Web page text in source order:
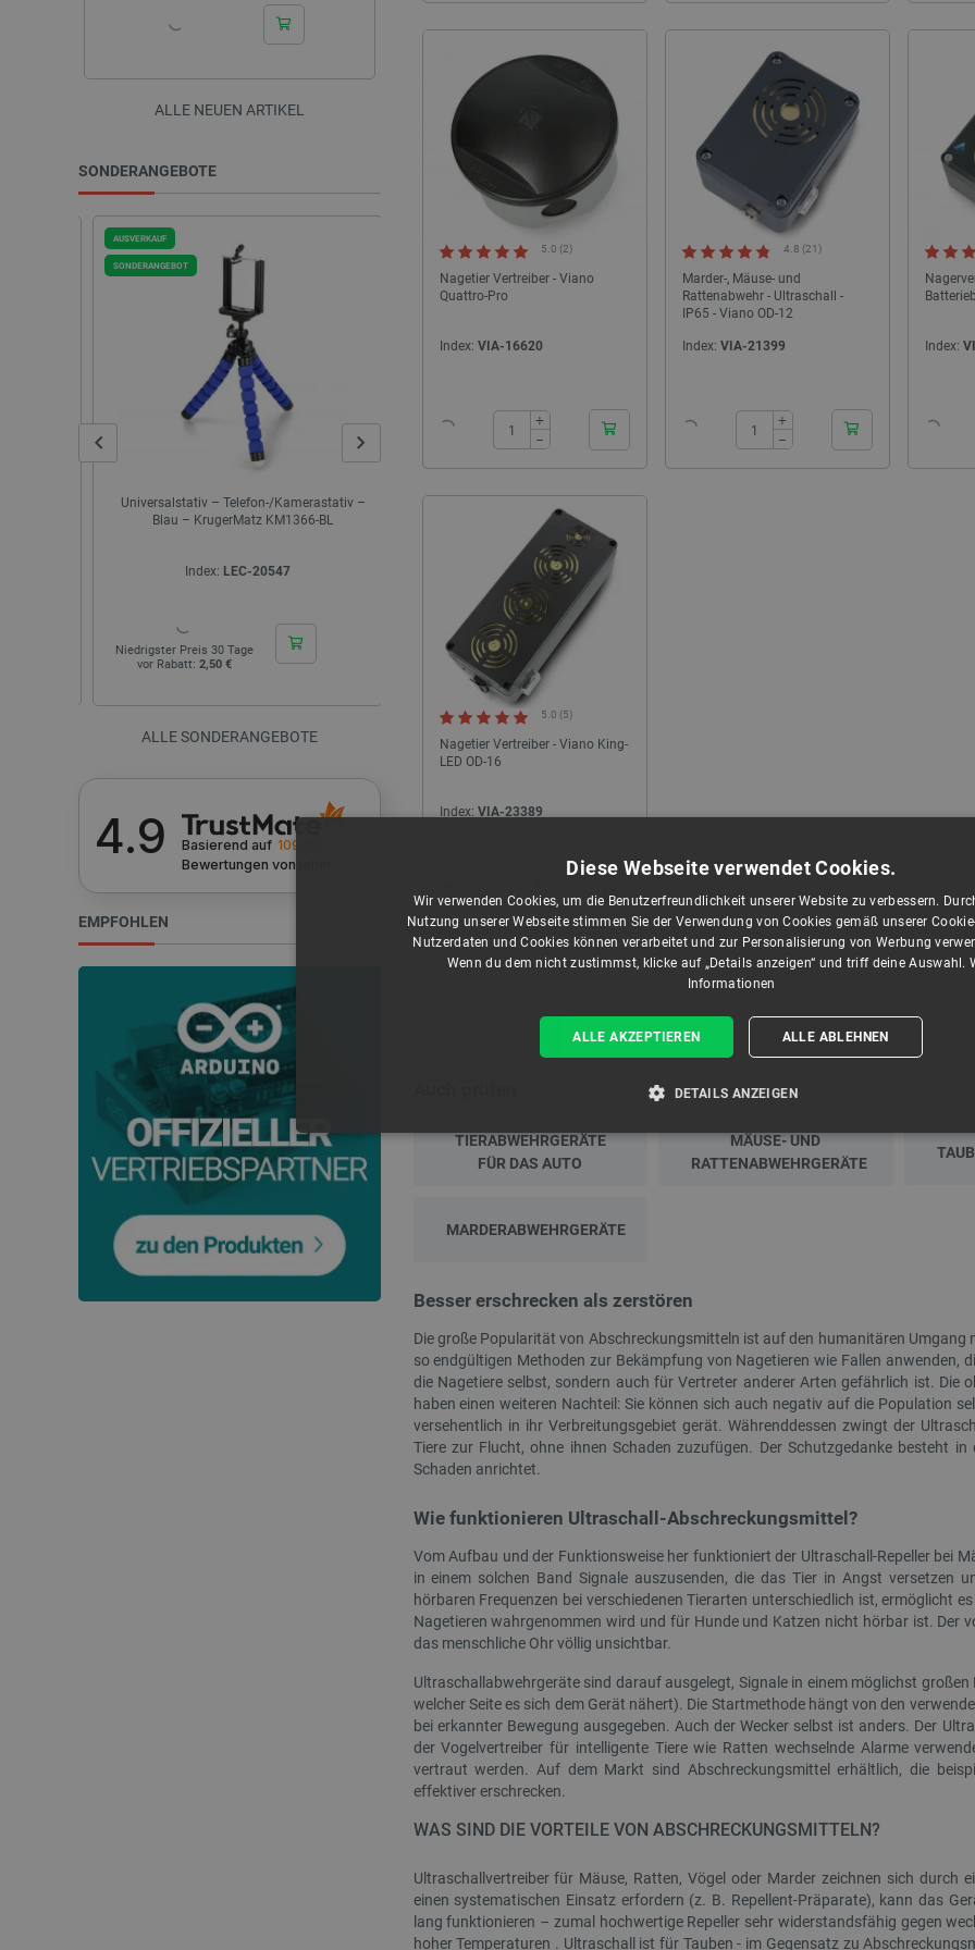
ALLE NEUEN ARTIKEL
SONDERANGEBOTE
Universalstativ – Telefon-/Kamerastativ –
Blau – KrugerMatz KM1366-BL
Index:LEC-20547
Niedrigster Preis 30 Tage
vor Rabatt:2,50 €
AUSVERKAUF
SONDERANGEBOT
USB kabelgebundene Tastatur Raspberry Pi
offiziell - schwarz und graphit - DE
Index: RPI-23091
Niedrigster Preis 30 Tage
vor Rabatt:13,43 €
SONDERANGEBOT
ALLE SONDERANGEBOTE
4.9 Basierend auf 109 107
Bewertungenvon jeher
EMPFOHLEN
Nagetier Vertreiber - Viano
Quattro-Pro
5.0 (2)
Index: VIA-16620
+
−
Marder-, Mäuse- und
Rattenabwehr - Ultraschall -
IP65 - Viano OD-12
4.8 (21)
Index: VIA-21399
+
−
Index:
Nagetier Vertreiber - Viano King-
LED OD-16
5.0 (5)
Index: VIA-23389
−
TIERABWEHRGERÄTE
FÜR DAS AUTO
MÄUSE- UND
RATTENABWEHRGERÄTE
MARDERABWEHRGERÄTE
Besser erschrecken als zerstören
Die große Popularität von Abschreckungsmitteln ist auf den humanitären
so endgültigen Methoden zur Bekämpfung von Nagetieren wie Fallen anwenden,
die Nagetiere selbst, sondern auch für Vertreter anderer Arten gefährlich ist. Die
haben einen weiteren Nachteil: Sie können sich auch negativ auf die Population
versehentlich in ihr Verbreitungsgebiet gerät. Währenddessen zwingt der
Tiere zur Flucht, ohne ihnen Schaden zuzufügen. Der Schutzgedanke besteht
Schaden anrichtet.
Wie funktionieren Ultraschall-Abschreckungsmittel?
Vom Aufbau und der Funktionsweise her funktioniert der Ultraschall-Repeller bei
in einem solchen Band Signale auszusenden, die das Tier in Angst versetzen
hörbaren Frequenzen bei verschiedenen Tierarten unterschiedlich ist, ermöglicht
Nagetieren wahrgenommen wird und für Hunde und Katzen nicht hörbar ist. Der
das menschliche Ohr völlig unsichtbar.
Ultraschallabwehrgeräte sind darauf ausgelegt, Signale in einem möglichst
welcher Seite es sich dem Gerät nähert). Die Startmethode hängt von den
bei erkannter Bewegung ausgegeben. Auch der Wecker selbst ist anders. Der
der Vogelvertreiber für intelligente Tiere wie Ratten wechselnde Alarme
vertraut werden. Auf dem Markt sind Abschreckungsmittel erhältlich, die
effektiver erschrecken.
WAS SIND DIE VORTEILE VON ABSCHRECKUNGSMITTELN?
Ultraschallvertreiber für Mäuse, Ratten, Vögel oder Marder zeichnen sich durch
einen systematischen Einsatz erfordern (z. B. Repellent-Präparate), kann das
lang funktionieren – zumal hochwertige Repeller sehr widerstandsfähig gegen
hoher Temperaturen . Ultraschall ist für Tauben - im Gegensatz zu
Diese Webseite verwendet Cookies.
Wir verwenden Cookies, um die Benutzerfreundlichkeit unserer Website zu verbessern.
Nutzung unserer Webseite stimmen Sie der Verwendung von Cookies gemäß unserer
Nutzerdaten und Cookies können verarbeitet und zur Personalisierung von Werbung
Wenn du dem nicht zustimmst, klicke auf „Details anzeigen“ und triff deine Auswahl.
Informationen
ALLE AKZEPTIEREN ALLE ABLEHNEN
DETAILS ANZEIGEN
UNBEDINGT ERFORDERLICH PERFORMANCE
die unbedingt erforderlichen Cookies kann die Website nicht ordnungsgemäß verwendet werden.
Anbieter/
Domäne
Ablaufdatum Beschreibung
VISITOR_PRIVACY_METADATA
YouTube
.youtube.com
5 Monate 4
Wochen
Dieses Cookie dient der
Datenschutzbestimmungen des
der Website. Es erfasst Daten über
Besuchers in Bezug auf
und -einstellungen, um
zukünftigen Sitzungen geehrt
entscheidende Rolle, um
zu ermöglichen.
PrestaShop-[abcdef0123456789]{32} .botland.de
2 Wochen 6
Tage
Dieses Cookie ist für den Betrieb
Engine basierenden Shops
LaVisitorId_Ym90bGFuZC5sYWRlc2suY29tLw .botland.de Sitzung Dieses Cookie dient der
46 Sekunden
speichern, um die Leistung und
verbessern und eine
gewährleisten.
.botland.de Sitzung
Dieses Cookie wird für
sicherzustellen, dass Web-Seiten-
Browsersitzung auf denselben
CookieScriptConsent
CookieScript
2 Monate 4
Dieses Cookie wird vom Cookie-
ordnungsgemäß funktionieren.
botland.de Sitzung
Dieses Cookie wird verwendet, um
Anzeige von Produkten zu